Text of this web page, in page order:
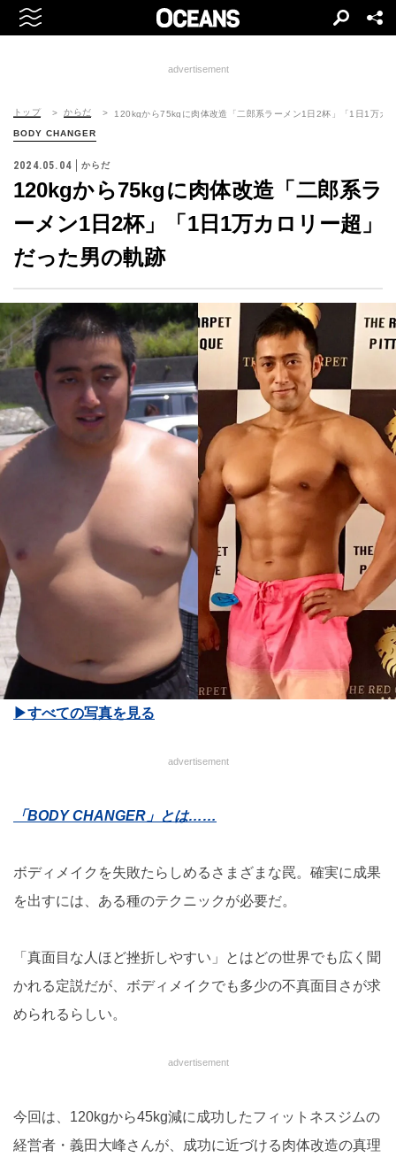
advertisement
トップ からだ 120kgから75kgに肉体改造「二郎系ラーメン1日2杯」「1日1万カ
BODY CHANGER
2024.05.04 からだ
120kgから75kgに肉体改造「二郎系ラ
ーメン1日2杯」「1日1万カロリー超」
だった男の軌跡
▶︎すべての写真を見る
advertisement
「BODY CHANGER」とは……
ボディメイクを失敗たらしめるさまざまな罠。確実に成果
を出すには、ある種のテクニックが必要だ。
「真面目な人ほど挫折しやすい」とはどの世界でも広く聞
かれる定説だが、ボディメイクでも多少の不真面目さが求
められるらしい。
advertisement
今回は、120kgから45kg減に成功したフィットネスジムの
経営者・義田大峰さんが、成功に近づける肉体改造の真理